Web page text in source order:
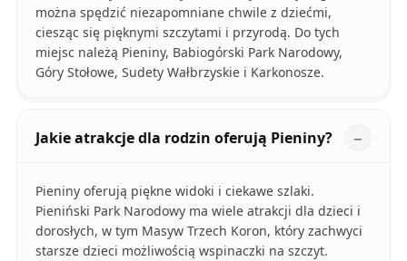
można spędzić niezapomniane chwile z dziećmi,
ciesząc się pięknymi szczytami i przyrodą. Do tych
miejsc należą Pieniny, Babiogórski Park Narodowy,
Góry Stołowe, Sudety Wałbrzyskie i Karkonosze.
Jakie atrakcje dla rodzin oferują Pieniny?
Pieniny oferują piękne widoki i ciekawe szlaki.
Pieniński Park Narodowy ma wiele atrakcji dla dzieci i
dorosłych, w tym Masyw Trzech Koron, który zachwyci
starsze dzieci możliwością wspinaczki na szczyt.